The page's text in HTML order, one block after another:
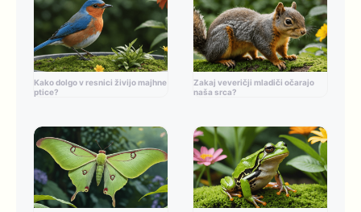
Kako dolgo v resnici živijo majhne
ptice?
Zakaj veveričji mladiči očarajo
naša srca?